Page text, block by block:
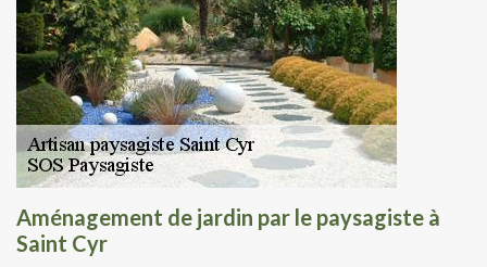
Aménagement de jardin par le paysagiste à
Saint Cyr